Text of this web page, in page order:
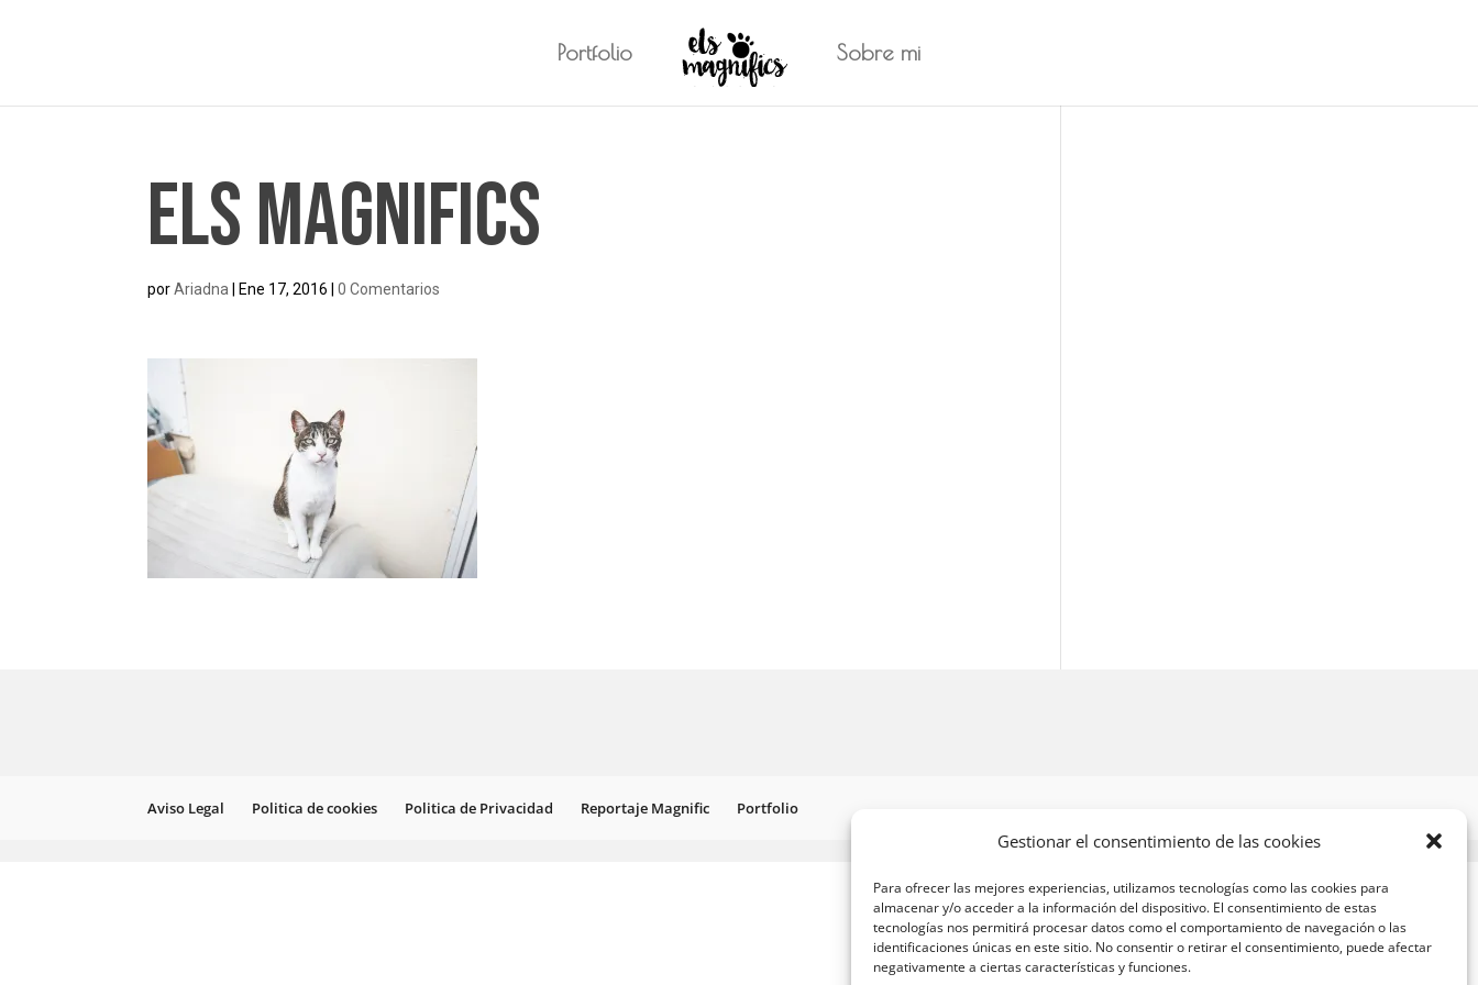
Gestionar el consentimiento de las cookies
Para ofrecer las mejores experiencias, utilizamos tecnologías como las cookies para
almacenar y/o acceder a la información del dispositivo. El consentimiento de estas
tecnologías nos permitirá procesar datos como el comportamiento de navegación o las
identificaciones únicas en este sitio. No consentir o retirar el consentimiento, puede afectar
negativamente a ciertas características y funciones.
Portfolio Sobre mi
Els Magnifics
porAriadna Ene 17, 2016 |0 Comentarios
Aviso Legal Politica de cookies Politica de Privacidad Reportaje Magnific Portfolio